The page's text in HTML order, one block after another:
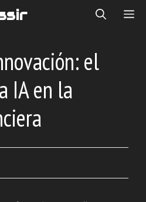
el
IA en la